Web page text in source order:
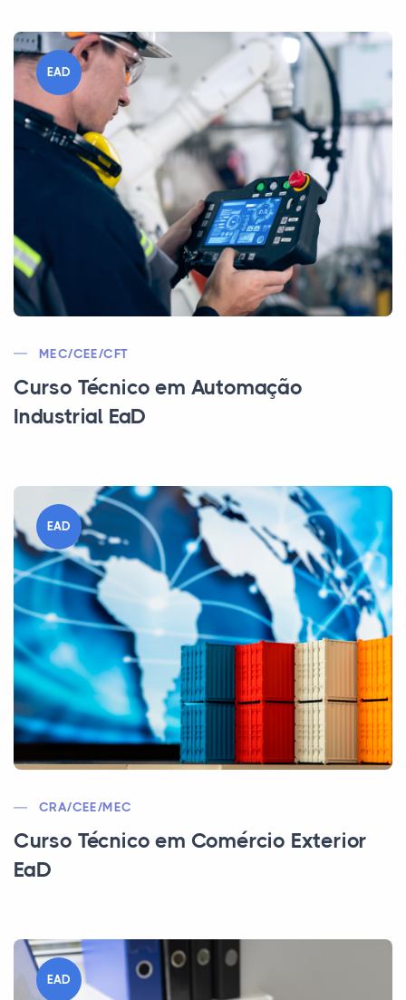
EAD
MEC/CEE/CFT
Curso Técnico em Automação
Industrial EaD
EAD
CRA/CEE/MEC
Curso Técnico em Comércio Exterior
EaD
EAD